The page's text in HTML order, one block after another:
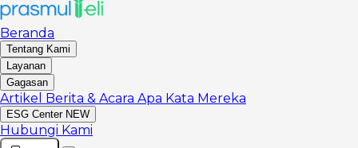
Beranda
Tentang Kami
Layanan
Gagasan
Artikel Berita & Acara Apa Kata Mereka
ESG Center NEW
Hubungi Kami